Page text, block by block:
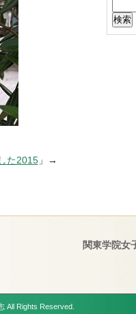
た2015」→
関東学院女
All Rights Reserved.